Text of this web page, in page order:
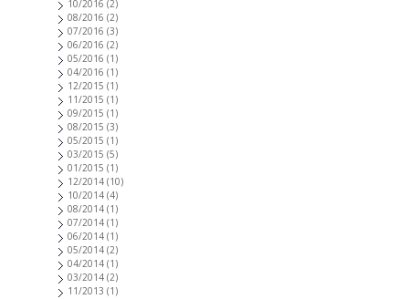
10/2016 (2)
08/2016 (2)
07/2016 (3)
06/2016 (2)
05/2016 (1)
04/2016 (1)
12/2015 (1)
11/2015 (1)
09/2015 (1)
08/2015 (3)
05/2015 (1)
03/2015 (5)
01/2015 (1)
12/2014 (10)
10/2014 (4)
08/2014 (1)
07/2014 (1)
06/2014 (1)
05/2014 (2)
04/2014 (1)
03/2014 (2)
11/2013 (1)